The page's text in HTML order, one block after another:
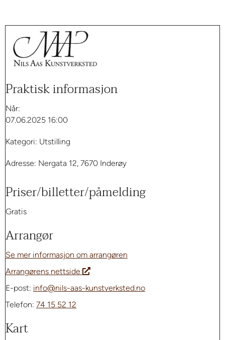
Praktisk informasjon
Når:
07.06.2025 16:00
Kategori: Utstilling
Adresse: Nergata 12, 7670 Inderøy
Priser/billetter/påmelding
Gratis
Arrangør
Se mer informasjon om arrangøren
Arrangørens nettside
E-post: info@nils-aas-kunstverksted.no
Telefon: 74 15 52 12
Kart